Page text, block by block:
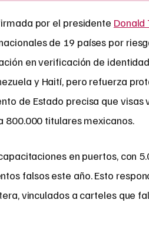
por el presidente Donald
de 19 países por
en verificación de
y Haití, pero refuerza
de Estado precisa que visas
800.000 titulares mexicanos.
en puertos, con
falsos este año. Esto
vinculados a carteles que